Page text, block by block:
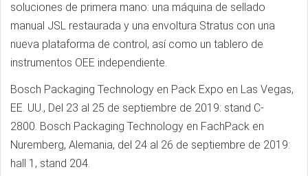
soluciones de primera mano: una máquina de sellado
manual JSL restaurada y una envoltura Stratus con una
nueva plataforma de control, así como un tablero de
instrumentos OEE independiente.
Bosch Packaging Technology en Pack Expo en Las Vegas,
EE. UU., Del 23 al 25 de septiembre de 2019: stand C-
2800. Bosch Packaging Technology en FachPack en
Nuremberg, Alemania, del 24 al 26 de septiembre de 2019:
hall 1, stand 204.